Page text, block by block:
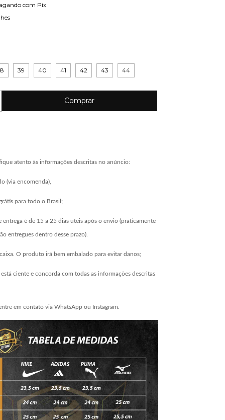
com Pix
39 40 41 42 43 44
atento às informações descritas no anúncio:
(via encomenda),
para todo o Brasil;
entrega é de 15 a 25 dias uteis após o envio (praticamente
entregues dentro desse prazo).
O produto irá bem embalado para evitar danos;
ciente e concorda com todas as informações descritas
em contato via WhatsApp ou Instagram.